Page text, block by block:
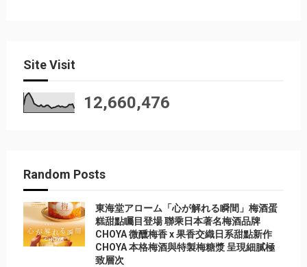
Site Visit
12,660,476
Random Posts
東海堂アローム「心が解れる瞬間」梅酒蛋
糕甜點矚目登場 聯乘日本著名梅酒品牌
CHOYA 微醺梅香 x 果香交織日系甜點新作
CHOYA 本格梅酒與特製梅糖漿 呈現細膩極
致層次